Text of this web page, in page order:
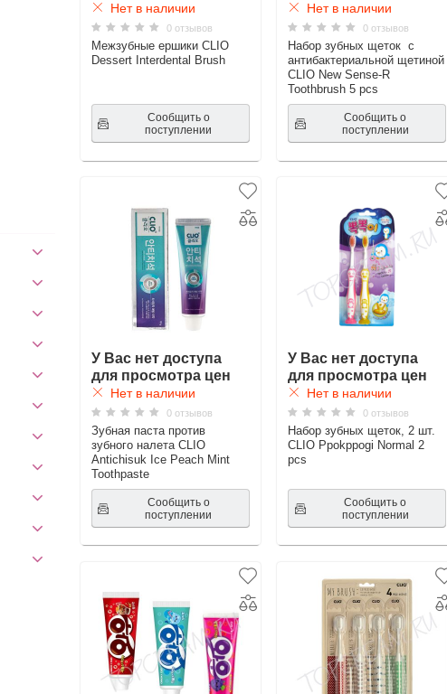
Нет в наличии
0 отзывов
Межзубные ершики CLIO
Dessert Interdental Brush
Сообщить о
поступлении
Нет в наличии
0 отзывов
Набор зубных щеток с
антибактериальной щетиной
CLIO New Sense-R
Toothbrush 5 pcs
Сообщить о
поступлении
У Вас нет доступа
для просмотра цен
Нет в наличии
0 отзывов
Зубная паста против
зубного налета CLIO
Antichisuk Ice Peach Mint
Toothpaste
Сообщить о
поступлении
У Вас нет доступа
для просмотра цен
Нет в наличии
0 отзывов
Набор зубных щеток, 2 шт.
CLIO Ppokppogi Normal 2
pcs
Сообщить о
поступлении